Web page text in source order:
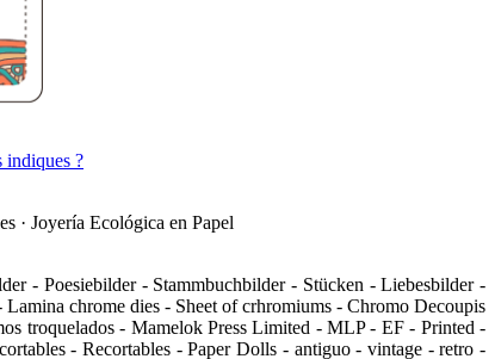
indiques ?
· Joyería Ecológica en Papel
- Poesiebilder - Stammbuchbilder - Stücken - Liebesbilder -
chrome dies - Sheet of crhromiums - Chromo Decoupis
troquelados - Mamelok Press Limited - MLP - EF - Printed -
- Recortables - Paper Dolls - antiguo - vintage - retro -